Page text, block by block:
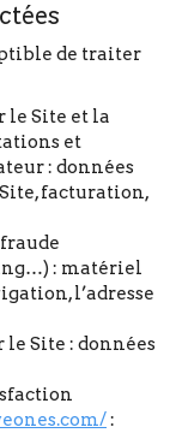
de traiter
le Site et la
et
: données
facturation,
: matériel
l’adresse
Site : données
: